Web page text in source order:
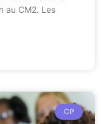
au CM2. Les
CP